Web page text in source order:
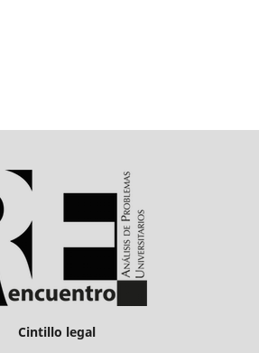
Cintillo legal